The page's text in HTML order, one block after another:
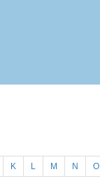
K L M N O